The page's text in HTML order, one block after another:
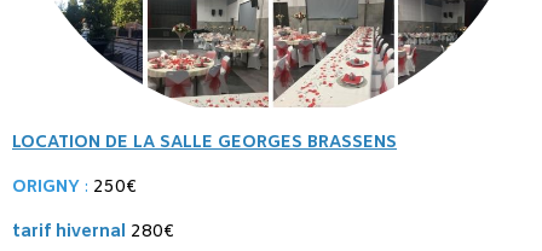
LOCATION DE LA SALLE GEORGES BRASSENS
ORIGNY : 250€
tarif hivernal 280€